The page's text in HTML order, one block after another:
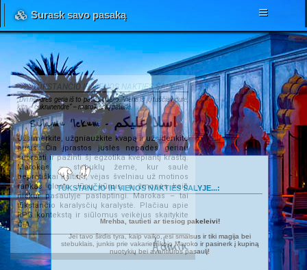
Surask savo pasaką
TŪKSTANČIO IR VIENOS NAKTIES ŠALYJE...
„Dvi nendrės geria iš to paties upelio. Viena iš jų tuščiavidurė,
kita – cukranendrė“ – marokiečių patarlė.
Salamu 'lekum - اسلا عليكم
Užsimerkite, užgniaužkite kvapą ir užsidenkite
ausis. Čia įprastos juslės nepadės geriau
suprasti ir pažinti šį egzotika kvepiantį kraštą.
Marokas – stebuklų žemė, kur saulė
beprotiškai kaitina, vėjas švelniau už motinos
rankas glosto Jūsų kūnus, o žmonės kaip
niekur pasaulyje paslaptingi. Marokas – tai
tūkstančio karalysčių karalystė. Plačiau apie
RPG kontekstą ir siūlomus veikėjus skaitykite
ČIA.
Admin
TŪKSTANČIO IR VIENOS NAKTIES ŠALYJE...:
Mrehba, tautieti ar tiesiog pakeleivi!
Jei tavo širdis tyra, kaip vaiko, esi smalsus ir tiki magija bei
stebuklais, junkis prie vakarietiškojo Maroko ir pasinerk į kupiną
nuotykių bei avantiūros pasaulį!